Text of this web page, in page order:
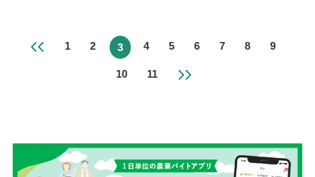
1 2 3 4 5 6 7 8 9
10 11